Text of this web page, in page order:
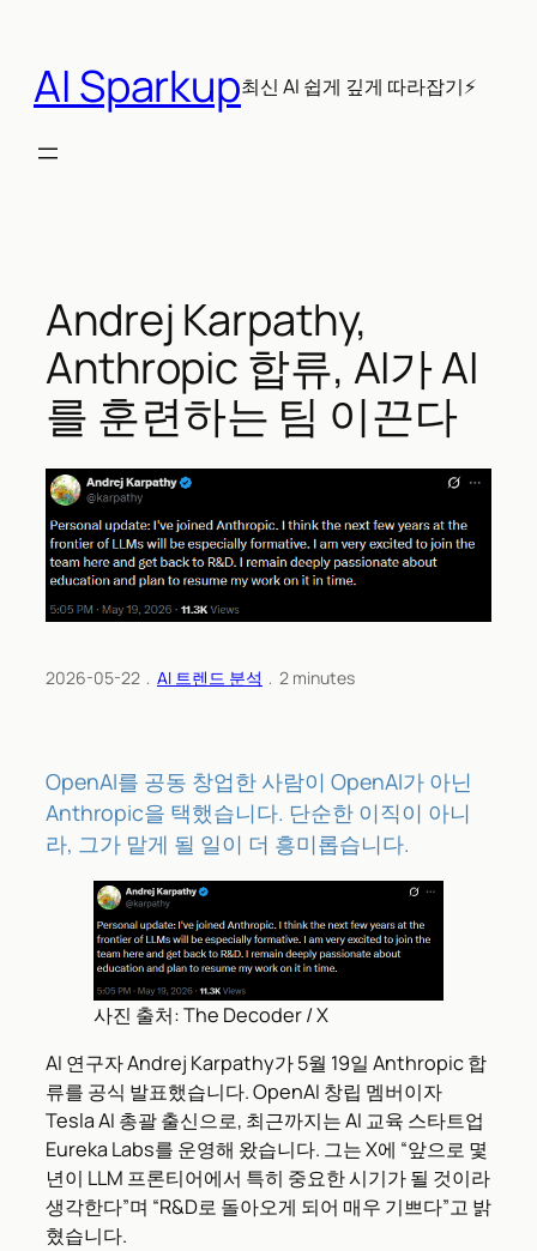
AI Sparkup최신 AI 쉽게 깊게 따라잡기⚡
Andrej Karpathy,
Anthropic 합류, AI가 AI
를 훈련하는 팀 이끈다
2026-05-22 ﹒ AI 트렌드 분석 ﹒ 2 minutes
OpenAI를 공동 창업한 사람이 OpenAI가 아닌
Anthropic을 택했습니다. 단순한 이직이 아니
라, 그가 맡게 될 일이 더 흥미롭습니다.
사진 출처: The Decoder / X
AI 연구자 Andrej Karpathy가 5월 19일 Anthropic 합
류를 공식 발표했습니다. OpenAI 창립 멤버이자
Tesla AI 총괄 출신으로, 최근까지는 AI 교육 스타트업
Eureka Labs를 운영해 왔습니다. 그는 X에 “앞으로 몇
년이 LLM 프론티어에서 특히 중요한 시기가 될 것이라
생각한다”며 “R&D로 돌아오게 되어 매우 기쁘다”고 밝
혔습니다.